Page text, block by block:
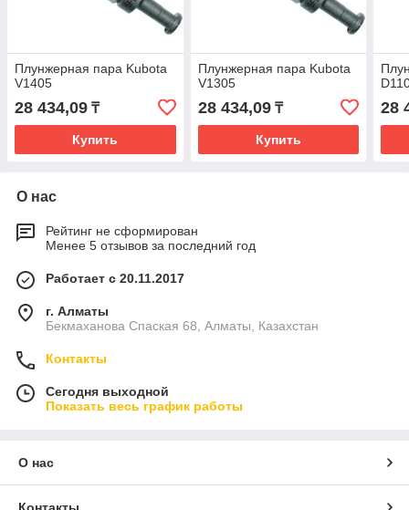
Плунжерная пара Kubota
V1405
28 434,09 ₸
Купить
Плунжерная пара Kubota
V1305
28 434,09₸
Купить
28
О нас
Рейтинг не сформирован
Менее 5 отзывов за последний год
Работает с 20.11.2017
г. Алматы
Бекмаханова Спаская 68, Алматы, Казахстан
Контакты
Сегодня выходной
Показать весь график работы
О нас